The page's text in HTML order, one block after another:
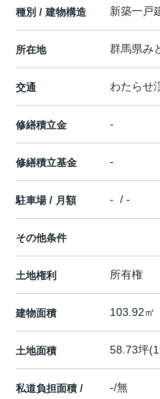
種別 / 建物構造 新築一戸
所在地 群馬県み
交通 わたらせ
修繕積立金 -
修繕積立基金 -
駐車場 / 月額 - / -
その他条件
土地権利 所有権
建物面積 103.92㎡
土地面積 58.73坪
私道負担面積 /
-/無